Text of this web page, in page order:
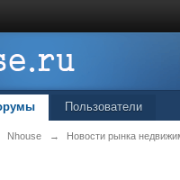
Пользователи
Nhouse → Новости рынка